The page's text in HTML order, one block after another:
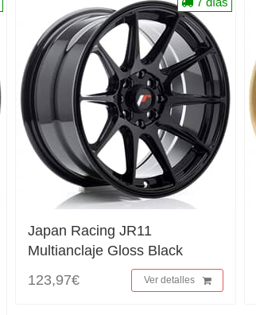
Japan Racing JR11
Multianclaje Gloss Black
123,97€
Ver detalles